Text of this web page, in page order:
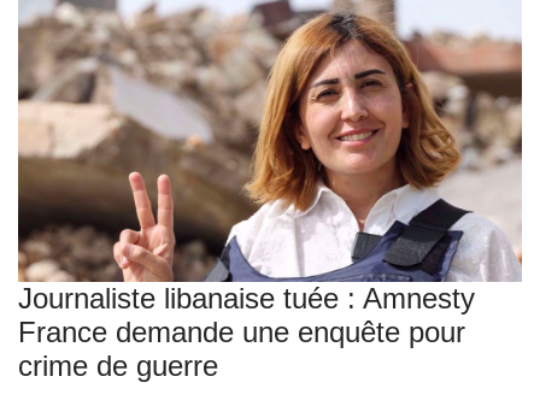
Journaliste libanaise tuée : Amnesty
France demande une enquête pour
crime de guerre